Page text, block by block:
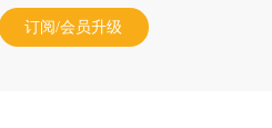
订阅/会员升级